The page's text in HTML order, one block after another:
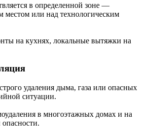
в определенной зоне —
местом или над технологическим
на кухнях, локальные вытяжки на
удаления дыма, газа или опасных
ситуации.
в многоэтажных домах и на